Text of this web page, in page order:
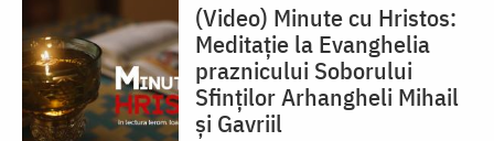
(Video) Minute cu Hristos:
Meditație la Evanghelia
praznicului Soborului
Sfinților Arhangheli Mihail
și Gavriil